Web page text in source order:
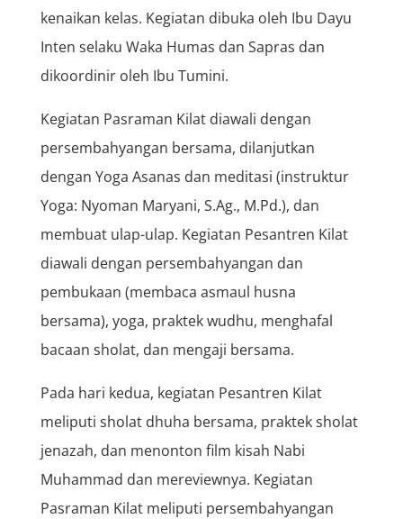
kenaikan kelas. Kegiatan dibuka oleh Ibu Dayu
Inten selaku Waka Humas dan Sapras dan
dikoordinir oleh Ibu Tumini.
Kegiatan Pasraman Kilat diawali dengan
persembahyangan bersama, dilanjutkan
dengan Yoga Asanas dan meditasi (instruktur
Yoga: Nyoman Maryani, S.Ag., M.Pd.), dan
membuat ulap-ulap. Kegiatan Pesantren Kilat
diawali dengan persembahyangan dan
pembukaan (membaca asmaul husna
bersama), yoga, praktek wudhu, menghafal
bacaan sholat, dan mengaji bersama.
Pada hari kedua, kegiatan Pesantren Kilat
meliputi sholat dhuha bersama, praktek sholat
jenazah, dan menonton film kisah Nabi
Muhammad dan mereviewnya. Kegiatan
Pasraman Kilat meliputi persembahyangan